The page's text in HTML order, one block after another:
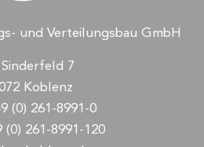
und Verteilungsbau GmbH
Sinderfeld 7
Koblenz
(0) 261-8991-0
(0) 261-8991-120